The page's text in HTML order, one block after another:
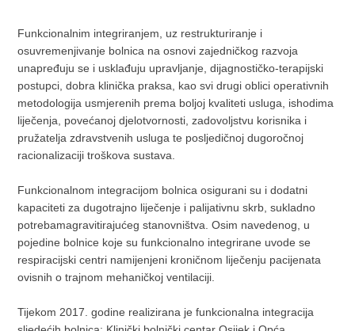
Funkcionalnim integriranjem, uz restrukturiranje i
osuvremenjivanje bolnica na osnovi zajedničkog razvoja
unapređuju se i usklađuju upravljanje, dijagnostičko-terapijski
postupci, dobra klinička praksa, kao svi drugi oblici operativnih
metodologija usmjerenih prema boljoj kvaliteti usluga, ishodima
liječenja, povećanoj djelotvornosti, zadovoljstvu korisnika i
pružatelja zdravstvenih usluga te posljedičnoj dugoročnoj
racionalizaciji troškova sustava.
Funkcionalnom integracijom bolnica osigurani su i dodatni
kapaciteti za dugotrajno liječenje i palijativnu skrb, sukladno
potrebamagravitirajućeg stanovništva. Osim navedenog, u
pojedine bolnice koje su funkcionalno integrirane uvode se
respiracijski centri namijenjeni kroničnom liječenju pacijenata
ovisnih o trajnom mehaničkoj ventilaciji.
Tijekom 2017. godine realizirana je funkcionalna integracija